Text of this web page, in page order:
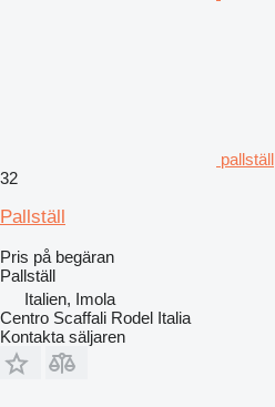
pallställ
32
Pallställ
Pris på begäran
Pallställ
Italien, Imola
Centro Scaffali Rodel Italia
Kontakta säljaren